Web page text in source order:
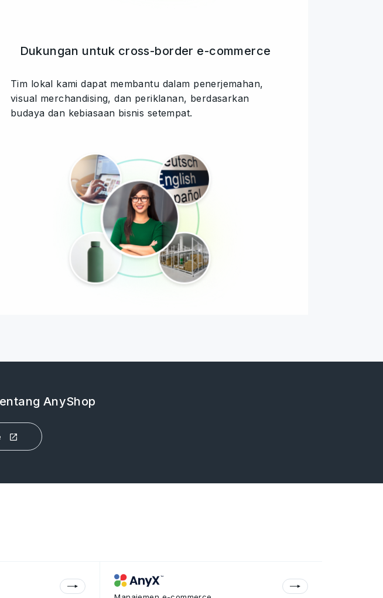
Dukungan untuk cross-border e-commerce
Tim lokal kami dapat membantu dalam penerjemahan,
visual merchandising, dan periklanan, berdasarkan
budaya dan kebiasaan bisnis setempat.
AnyShop